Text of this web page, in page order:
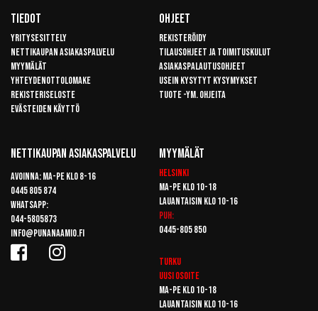
Tiedot
Yritysesittely
Nettikaupan asiakaspalvelu
Myymälät
Yhteydenottolomake
Rekisteriseloste
Evästeiden käyttö
Ohjeet
Rekisteröidy
Tilausohjeet ja toimituskulut
Asiakaspalautusohjeet
Usein kysytyt kysymykset
Tuote -ym. ohjeita
Nettikaupan Asiakaspalvelu
Avoinna: Ma-pe klo 8-16
0445 805 874
Whatsapp:
044-5805873
info@punanaamio.fi
Myymälät
Helsinki
Ma-pe klo 10-18
Lauantaisin klo 10-16
Puh:
0445-805 850
Turku
Uusi osoite
Ma-pe klo 10-18
Lauantaisin klo 10-16